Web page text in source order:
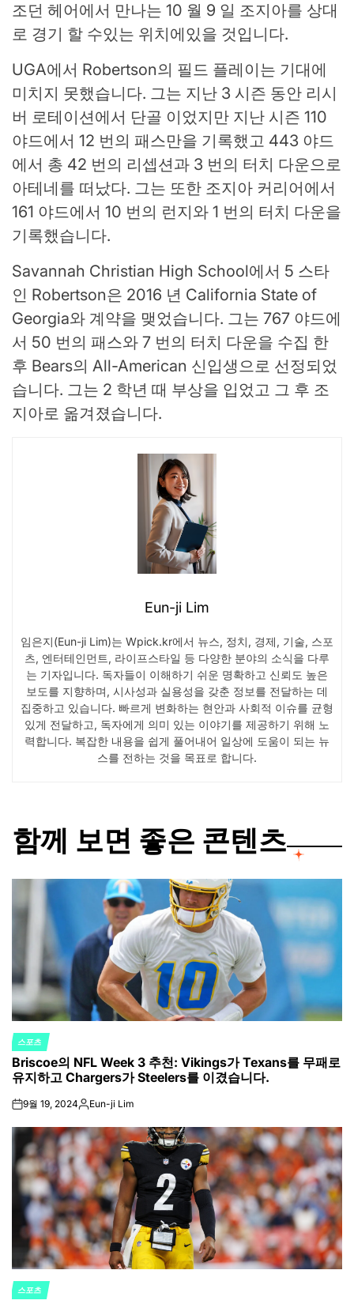
조던 헤어에서 만나는 10 월 9 일 조지아를 상대
로 경기 할 수있는 위치에있을 것입니다.
UGA에서 Robertson의 필드 플레이는 기대에
미치지 못했습니다. 그는 지난 3 시즌 동안 리시
버 로테이션에서 단골 이었지만 지난 시즌 110
야드에서 12 번의 패스만을 기록했고 443 야드
에서 총 42 번의 리셉션과 3 번의 터치 다운으로
아테네를 떠났다. 그는 또한 조지아 커리어에서
161 야드에서 10 번의 런지와 1 번의 터치 다운을
기록했습니다.
Savannah Christian High School에서 5 스타
인 Robertson은 2016 년 California State of
Georgia와 계약을 맺었습니다. 그는 767 야드에
서 50 번의 패스와 7 번의 터치 다운을 수집 한
후 Bears의 All-American 신입생으로 선정되었
습니다. 그는 2 학년 때 부상을 입었고 그 후 조
지아로 옮겨졌습니다.
Eun-ji Lim
임은지(Eun-ji Lim)는 Wpick.kr에서 뉴스, 정치, 경제, 기술, 스포
츠, 엔터테인먼트, 라이프스타일 등 다양한 분야의 소식을 다루
는 기자입니다. 독자들이 이해하기 쉬운 명확하고 신뢰도 높은
보도를 지향하며, 시사성과 실용성을 갖춘 정보를 전달하는 데
집중하고 있습니다. 빠르게 변화하는 현안과 사회적 이슈를 균형
있게 전달하고, 독자에게 의미 있는 이야기를 제공하기 위해 노
력합니다. 복잡한 내용을 쉽게 풀어내어 일상에 도움이 되는 뉴
스를 전하는 것을 목표로 합니다.
함께 보면 좋은 콘텐츠
POSTED
IN
스포츠
Briscoe의 NFL Week 3 추천: Vikings가 Texans를 무패로
유지하고 Chargers가 Steelers를 이겼습니다.
on9월 19, 2024Posted
Eun-ji Lim
POSTED
스포츠